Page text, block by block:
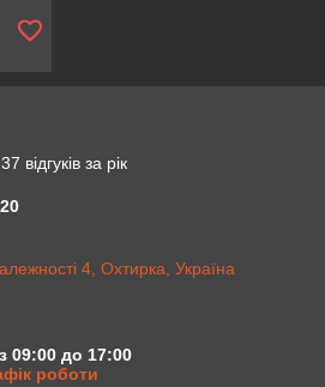
відгуків за рік
4, Охтирка, Україна
09:00 до 17:00
роботи